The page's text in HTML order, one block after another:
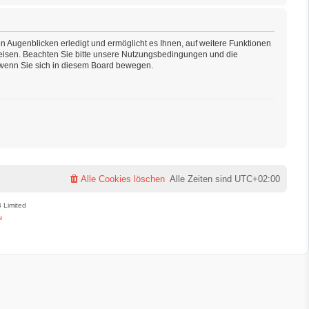
erledigt und ermöglicht es Ihnen, auf weitere Funktionen
Beachten Sie bitte unsere Nutzungsbedingungen und die
Sie sich in diesem Board bewegen.
Alle Zeiten sind UTC+02:00
Alle Cookies löschen
Limited